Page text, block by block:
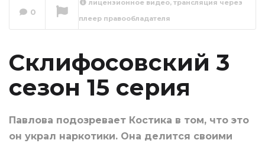
Склифосовский 3
0
лицензионное видео, трансляция через
плеер правообладателя
Склифосовский 3
сезон 15 серия
Павлова подозревает Костика в том, что это
он украл наркотики. Она делится своими